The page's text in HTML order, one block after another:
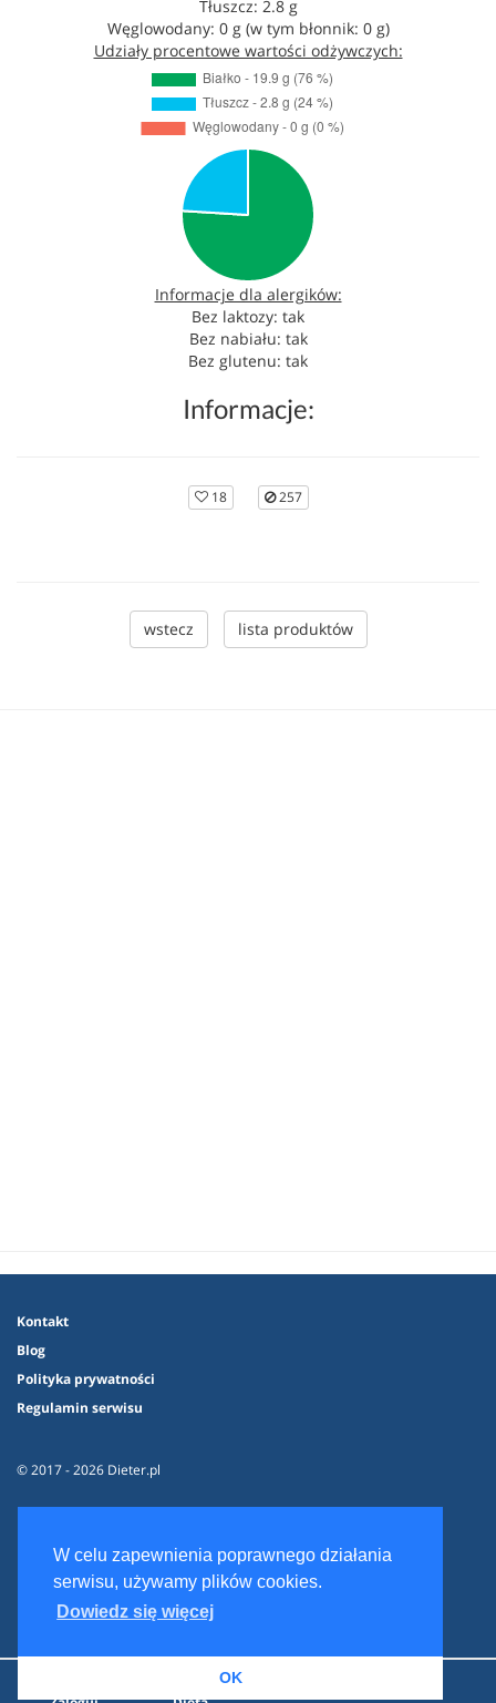
W celu zapewnienia poprawnego działania
serwisu, używamy plików cookies.
Dowiedz się więcej
OK
Tłuszcz: 2.8 g
Węglowodany: 0 g (w tym błonnik: 0 g)
Udziały procentowe wartości odżywczych:
Informacje dla alergików:
Bez laktozy: tak
Bez nabiału: tak
Bez glutenu: tak
Informacje:
18 257
wstecz lista produktów
Kontakt
Blog
Polityka prywatności
Regulamin serwisu
© 2017 - 2026 Dieter.pl